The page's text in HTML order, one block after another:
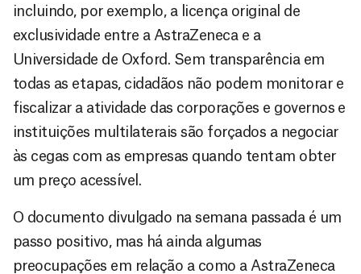
incluindo, por exemplo, a licença original de
exclusividade entre a AstraZeneca e a
Universidade de Oxford. Sem transparência em
todas as etapas, cidadãos não podem monitorar e
fiscalizar a atividade das corporações e governos e
instituições multilaterais são forçados a negociar
às cegas com as empresas quando tentam obter
um preço acessível.
O documento divulgado na semana passada é um
passo positivo, mas há ainda algumas
preocupações em relação a como a AstraZeneca